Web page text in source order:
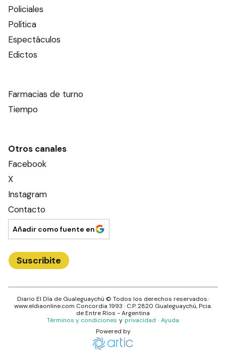
Policiales
Política
Espectáculos
Edictos
Farmacias de turno
Tiempo
Otros canales
Facebook
X
Instagram
Contacto
Añadir como fuente en
Suscribite
Diario El Día de Gualeguaychú © Todos los derechos reservados.·
www.eldiaonline.com Concordia 1993 · C.P.2820 Gualeguaychú, Pcia.
deEntre Ríos - Argentina
Términos y condiciones y privacidad · Ayuda
Powered by